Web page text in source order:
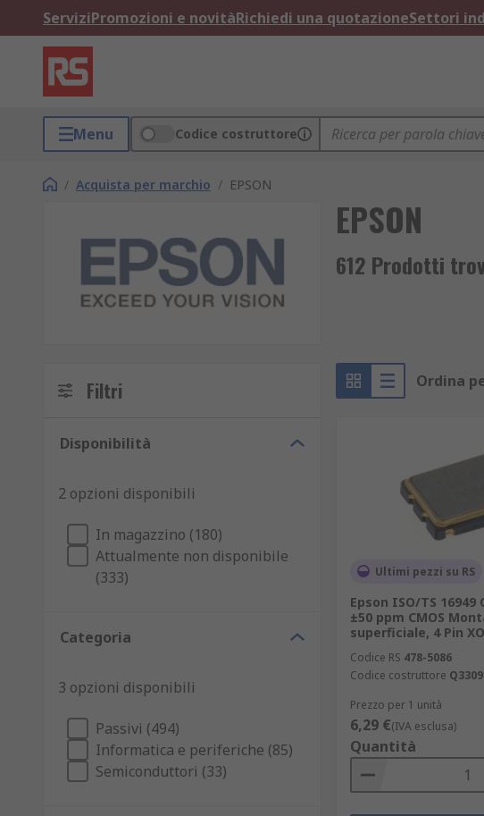
ServiziPromozioni e novitàRichiedi una quotazioneSettori
Menu Codice costruttore
/ Acquista per marchio / EPSON
EPSON
612 Prodotti
Filtri
Disponibilità
2 opzioni disponibili
In magazzino (180)
Attualmente non disponibile
(333)
Categoria
3 opzioni disponibili
Passivi (494)
Informatica e periferiche (85)
Semiconduttori (33)
Ordina
Ultimi pezzi su RS
Epson ISO/TS 16949
±50 ppm CMOS
superficiale, 4 Pin XO
Codice RS 478-5086
Codice costruttore
Prezzo per 1 unità
6,29 €(IVA esclusa)
Quantità